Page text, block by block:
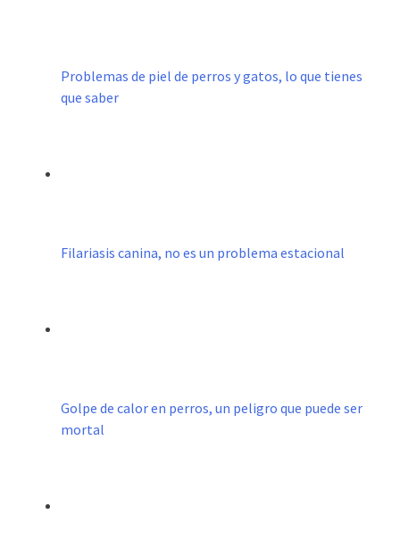
Problemas de piel de perros y gatos, lo que tienes
que saber
Filariasis canina, no es un problema estacional
Golpe de calor en perros, un peligro que puede ser
mortal